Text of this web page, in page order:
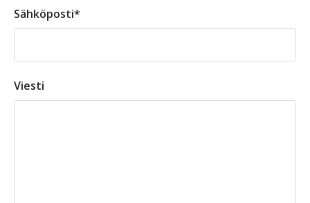
Sähköposti*
Viesti